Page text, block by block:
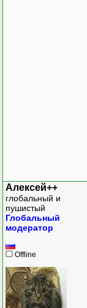
Алексей++
глобальный и
пушистый
Глобальный
модератор
Offline